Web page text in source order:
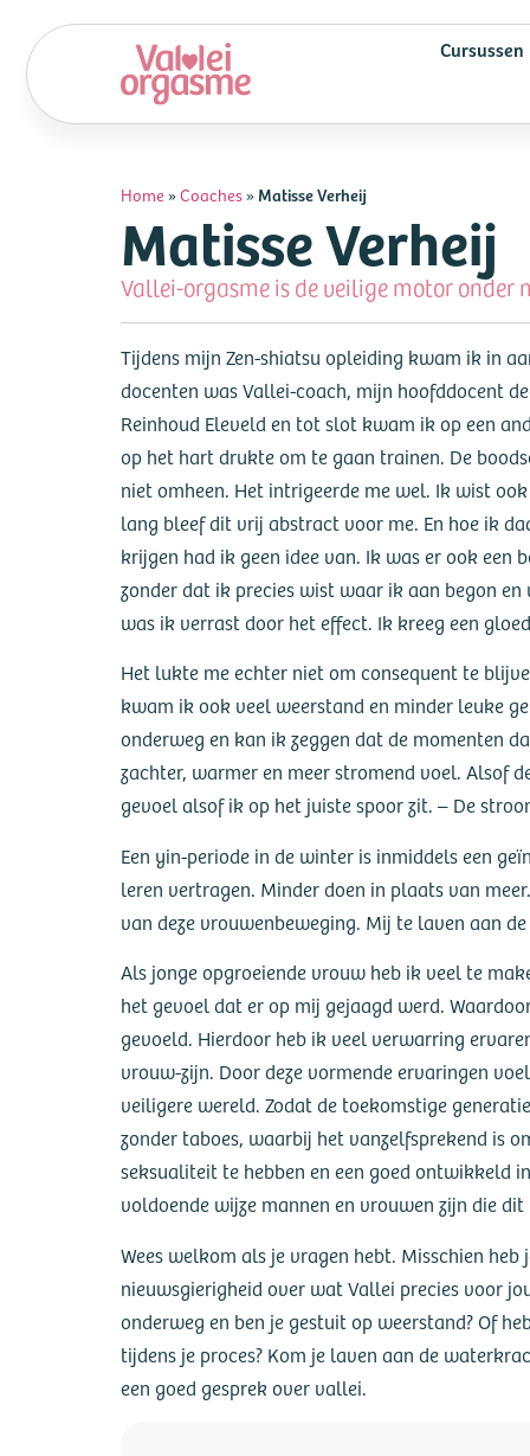
Cursussen
Home »Coaches» Matisse Verheij
Matisse Verheij
Vallei-orgasme is de veilige motor onder
Tijdens mijn Zen-shiatsu opleiding kwam ik in
docenten was Vallei-coach, mijn hoofddocent
Reinhoud Eleveld en tot slot kwam ik op een
op het hart drukte om te gaan trainen. De
niet omheen. Het intrigeerde me wel. Ik wist
lang bleef dit vrij abstract voor me. En hoe ik
krijgen had ik geen idee van. Ik was er ook een
zonder dat ik precies wist waar ik aan begon
was ik verrast door het effect. Ik kreeg een
Het lukte me echter niet om consequent te
kwam ik ook veel weerstand en minder leuke
onderweg en kan ik zeggen dat de momenten
zachter, warmer en meer stromend voel. Alsof
gevoel alsof ik op het juiste spoor zit. – De
Een yin-periode in de winter is inmiddels een
leren vertragen. Minder doen in plaats van
van deze vrouwenbeweging. Mij te laven aan
Als jonge opgroeiende vrouw heb ik veel te
het gevoel dat er op mij gejaagd werd.
gevoeld. Hierdoor heb ik veel verwarring
vrouw-zijn. Door deze vormende ervaringen
veiligere wereld. Zodat de toekomstige
zonder taboes, waarbij het vanzelfsprekend is
seksualiteit te hebben en een goed ontwikkeld
voldoende wijze mannen en vrouwen zijn die
Wees welkom als je vragen hebt. Misschien
nieuwsgierigheid over wat Vallei precies voor
onderweg en ben je gestuit op weerstand? Of
tijdens je proces? Kom je laven aan de
een goed gesprek over vallei.